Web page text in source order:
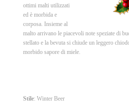
ottimi malti utilizzati
ed è morbida e
corposa. Insieme al
malto arrivano le piacevoli note speziate di
stellato e la bevuta si chiude un leggero
morbido sapore di miele.
Stile: Winter Beer